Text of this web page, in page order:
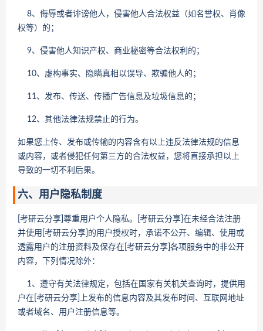
8、侮辱或者诽谤他人，侵害他人合法权益（如名誉权、肖像
权等）的；
9、侵害他人知识产权、商业秘密等合法权利的；
10、虚构事实、隐瞒真相以误导、欺骗他人的；
11、发布、传送、传播广告信息及垃圾信息的；
12、其他法律法规禁止的行为。
如果您上传、发布或传输的内容含有以上违反法律法规的信息
或内容，或者侵犯任何第三方的合法权益，您将直接承担以上
导致的一切不利后果。
六、用户隐私制度
[考研云分享]尊重用户个人隐私。[考研云分享]在未经合法注册
并使用[考研云分享]的用户授权时，承诺不公开、编辑、使用或
透露用户的注册资料及保存在[考研云分享]各项服务中的非公开
内容，下列情况除外：
1、遵守有关法律规定，包括在国家有关机关查询时，提供用
户在[考研云分享]上发布的信息内容及其发布时间、互联网地址
或者域名、用户注册信息等。